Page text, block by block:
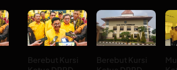
Berebut Kursi
Berebut Kursi